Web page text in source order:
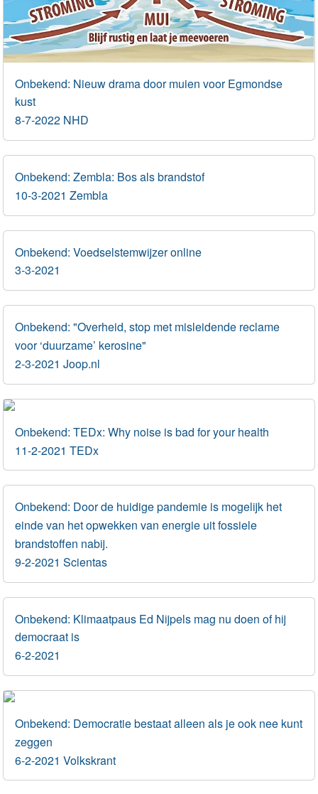
Onbekend: Nieuw drama door muien voor Egmondse
kust
8-7-2022 NHD
Onbekend: Zembla: Bos als brandstof
10-3-2021 Zembla
Onbekend: Voedselstemwijzer online
3-3-2021
Onbekend: "Overheid, stop met misleidende reclame
voor ‘duurzame’ kerosine"
2-3-2021 Joop.nl
Onbekend: TEDx: Why noise is bad for your health
11-2-2021 TEDx
Onbekend: Door de huidige pandemie is mogelijk het
einde van het opwekken van energie uit fossiele
brandstoffen nabij.
9-2-2021 Scientas
Onbekend: Klimaatpaus Ed Nijpels mag nu doen of hij
democraat is
6-2-2021
Onbekend: Democratie bestaat alleen als je ook nee kunt
zeggen
6-2-2021 Volkskrant